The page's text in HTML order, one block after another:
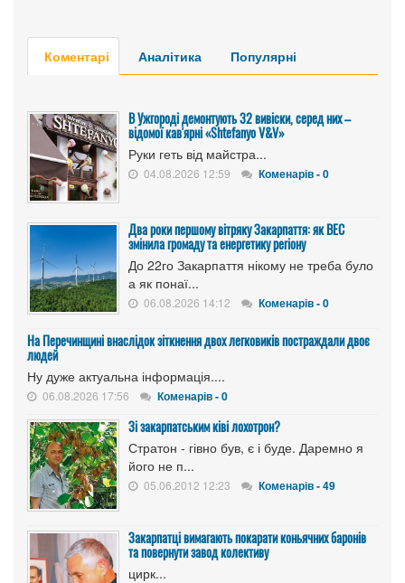
Коментарі Аналітика Популярні
В Ужгороді демонтують 32 вивіски, серед них –
відомої кав'ярні «Shtefanyo V&V»
Руки геть від майстра...
04.08.2026 12:59 Коменарів - 0
Два роки першому вітряку Закарпаття: як ВЕС
змінила громаду та енергетику регіону
До 22го Закарпаття нікому не треба було
а як понаї...
06.08.2026 14:12 Коменарів - 0
На Перечинщині внаслідок зіткнення двох легковиків постраждали двоє
людей
Ну дуже актуальна інформація....
06.08.2026 17:56 Коменарів - 0
Зі закарпатським ківі лохотрон?
Стратон - гівно був, є і буде. Даремно я
його не п...
05.06.2012 12:23 Коменарів - 49
Закарпатці вимагають покарати коньячних баронів
та повернути завод колективу
цирк...